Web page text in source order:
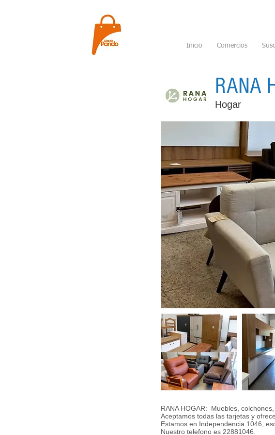
Inicio Comercios
RANA
Hogar
RANA HOGAR: Muebles,
Aceptamos todas las tarjetas y
Estamos en Independencia 1046,
Nuestro telefono es 22881046.